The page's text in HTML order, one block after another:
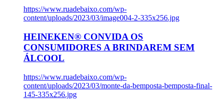
https://www.ruadebaixo.com/wp-
content/uploads/2023/03/image004-2-335x256.jpg
HEINEKEN® CONVIDA OS
CONSUMIDORES A BRINDAREM SEM
ÁLCOOL
https://www.ruadebaixo.com/wp-
content/uploads/2023/03/monte-da-bemposta-bemposta-final-
145-335x256.jpg